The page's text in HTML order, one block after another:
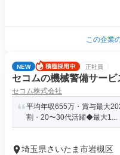
この企業
NEW 正社員
セコムの機械警備サービ
セコム株式会社
平均年収655万・賞与最大
割・20〜30代活躍◆最大1...
埼玉県さいたま市岩槻区